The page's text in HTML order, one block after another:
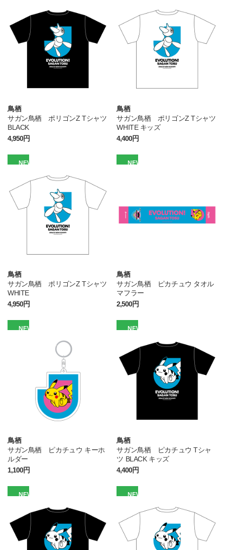
鳥栖
サガン鳥栖 ポリゴンZ Tシャツ
BLACK
4,950円
鳥栖
サガン鳥栖 ポリゴンZ Tシャツ
WHITE キッズ
4,400円
NEW
鳥栖
サガン鳥栖 ポリゴンZ Tシャツ
WHITE
4,950円
NEW
鳥栖
サガン鳥栖 ピカチュウ タオル
マフラー
2,500円
NEW
鳥栖
サガン鳥栖 ピカチュウ キーホ
ルダー
1,100円
NEW
鳥栖
サガン鳥栖 ピカチュウ Tシャ
ツ BLACK キッズ
4,400円
NEW NEW